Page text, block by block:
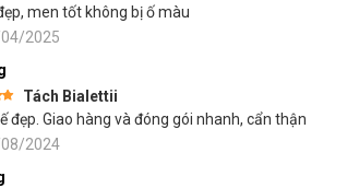
men tốt không bị ố màu
2025
Tách Bialettii
đẹp. Giao hàng và đóng gói nhanh, cẩn thận
2024